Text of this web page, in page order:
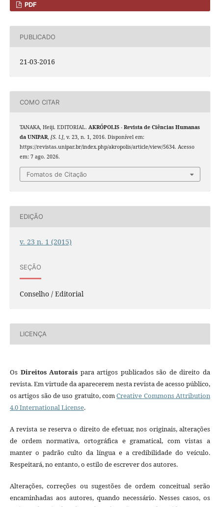
PDF
PUBLICADO
21-03-2016
COMO CITAR
TANAKA, Heiji. EDITORIAL. AKRÓPOLIS - Revista de Ciências Humanas
da UNIPAR, [S. l.], v. 23, n. 1, 2016. Disponível em:
https://revistas.unipar.br/index.php/akropolis/article/view/5634. Acesso
em: 7 ago. 2026.
Fomatos de Citação
EDIÇÃO
v. 23 n. 1 (2015)
SEÇÃO
Conselho / Editorial
LICENÇA
Os Direitos Autorais para artigos publicados são de direito da
revista. Em virtude da aparecerem nesta revista de acesso público,
os artigos são de uso gratuito, comCreative Commons Attribution
4.0 International License.
A revista se reserva o direito de efetuar, nos originais, alterações
de ordem normativa, ortográfica e gramatical, com vistas a
manter o padrão culto da língua e a credibilidade do veículo.
Respeitará, no entanto, o estilo de escrever dos autores.
Alterações, correções ou sugestões de ordem conceitual serão
encaminhadas aos autores, quando necessário. Nesses casos, os